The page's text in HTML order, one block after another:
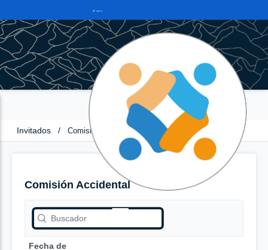
Invitados / Comisión Accidental
Comisión Accidental
Fecha de